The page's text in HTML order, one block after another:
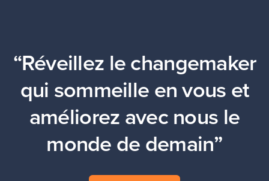
“Réveillez le changemaker
qui sommeille en vous et
améliorez avec nous le
monde de demain”